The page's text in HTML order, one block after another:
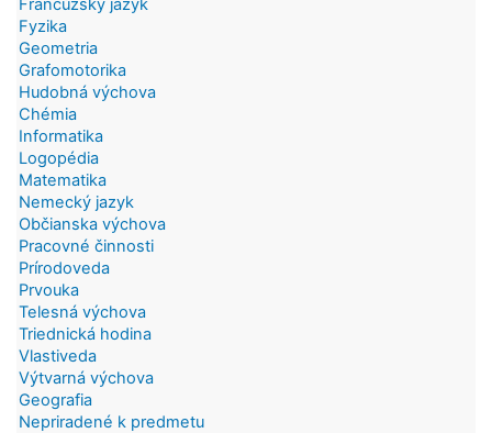
Fyzika
Geometria
Grafomotorika
Hudobná výchova
Chémia
Informatika
Logopédia
Matematika
Nemecký jazyk
Občianska výchova
Pracovné činnosti
Prírodoveda
Prvouka
Telesná výchova
Triednická hodina
Vlastiveda
Výtvarná výchova
Geografia
Nepriradené k predmetu